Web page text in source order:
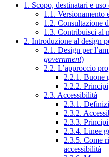
1. Scopo, destinatari e
1.1. Versionamento
1.2. Consultazione
1.3. Contribuisci al
2. Introduzione al design
2.1. Design per
government)
2.2. L’approccio
2.2.1. Buone
2.2.2. Principi
2.3. Accessibilità
2.3.1.
2.3.2.
2.3.3. Principi
2.3.4. Linee
2.3.5. Come
accessibilità